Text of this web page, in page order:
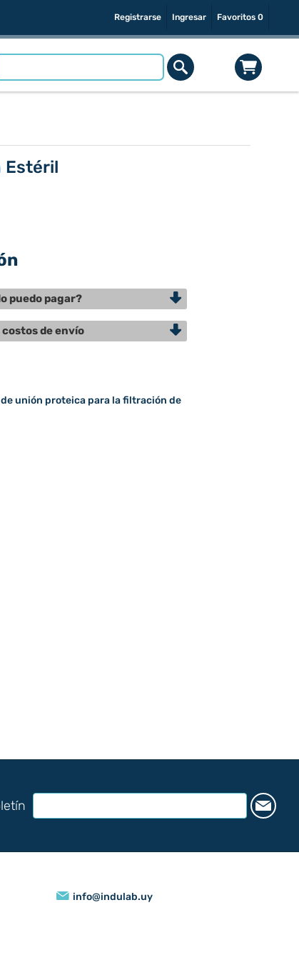
Registrarse Ingresar Favoritos 0
Estéril
puedo pagar?
costos de envío
unión proteica para la filtración de
info@indulab.uy